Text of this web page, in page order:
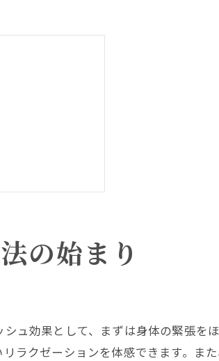
求
ンの秘密
術
の始まり
ュ効果として、まずは身体の緊張を
ラクゼーションを体感できます。ま